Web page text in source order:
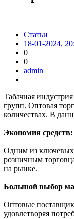
Статьи
18-01-2024,
0
0
admin
Табачная
групп. Оптовая
количествах. В
Экономия средств:
Одним из ключевых
розничным
на рынке.
Большой выбор
Оптовые
удовлетворяя